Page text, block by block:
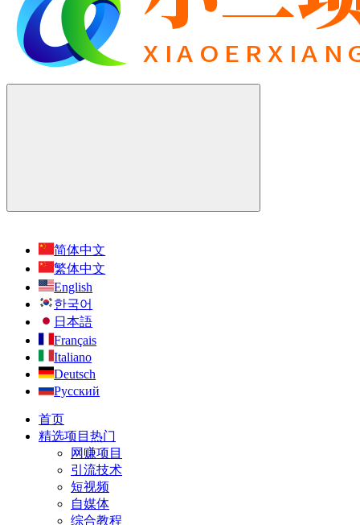
简体中文
繁体中文
English
한국어
日本語
Français
Italiano
Deutsch
Русский
首页
精选项目 热门
网赚项目
引流技术
短视频
自媒体
综合教程